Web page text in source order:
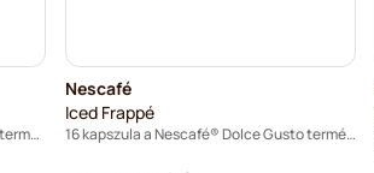
30 kapszula a Nescafé® Dolce Gusto termékhez
Nescafé
Iced Frappé
16 kapszula a Nescafé® Dolce Gusto termékhez